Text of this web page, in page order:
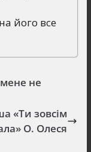
його все
не
«Ти зовсім
О. Олеся